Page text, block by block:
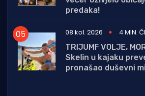
predaka!
08 kol. 2026
4 MIN.
TRIJUMF VOLJE,
Skelin u kajaku
pronašao duševni